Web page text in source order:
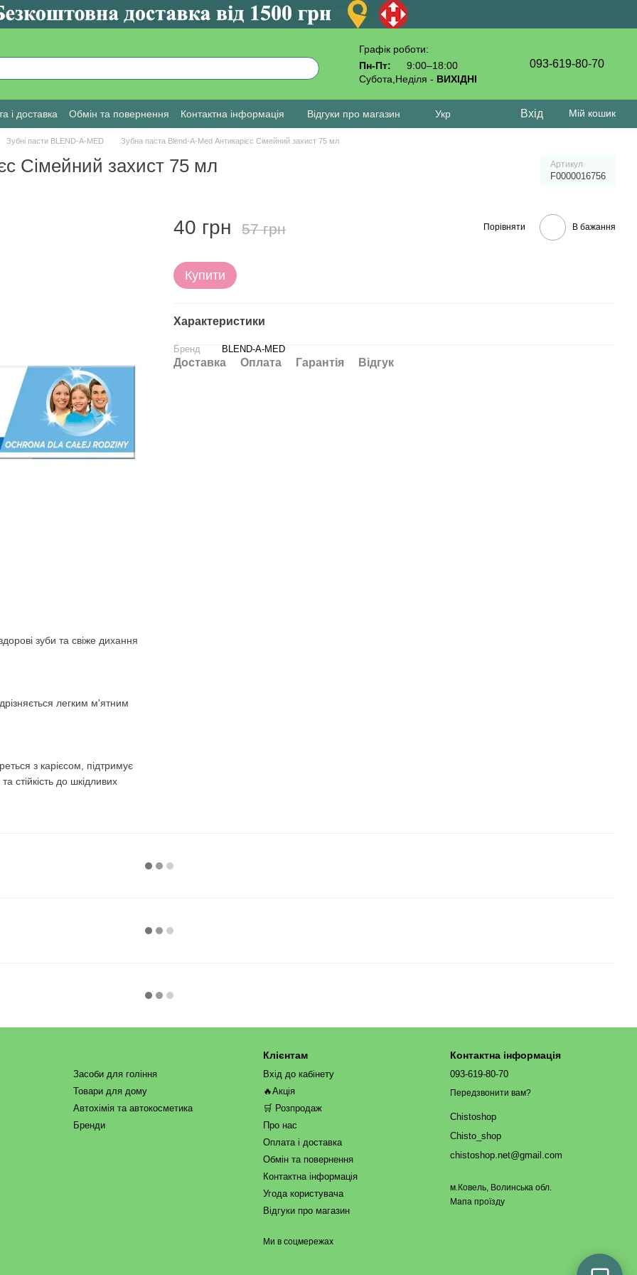
Графік роботи:
Пн-Пт:
9:00–18:00
Субота,Неділя - ВИХІДНІ
093-619-80-70
і доставка Обмін та повернення Контактна інформація Відгуки про магазин Укр Вхід Мій кошик
Зубні пасти BLEND-A-MED Зубна паста Blend-A-Med Антикарієс Сімейний захист 75 мл
Сімейний захист 75 мл Артикул
F0000016756
зуби та свіже дихання
легким м'ятним
з карієсом, підтримує
стійкість до шкідливих
40 грн 57 грн Порівняти В бажання
Купити
Характеристики
Бренд BLEND-A-MED
Доставка Оплата Гарантія Відгук
Засоби для гоління
Товари для дому
Автохімія та автокосметика
Бренди
Клієнтам
Вхід до кабінету
🔥Акція
🛒 Розпродаж
Про нас
Оплата і доставка
Обмін та повернення
Контактна інформація
Угода користувача
Відгуки про магазин
Ми в соцмережах
Контактна інформація
093-619-80-70
Передзвонити вам?
Chistoshop
Chisto_shop
chistoshop.net@gmail.com
м.Ковель, Волинська обл.
Мапа проїзду